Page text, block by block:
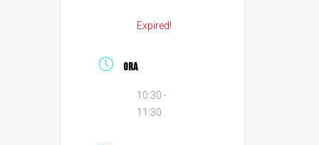
Expired!
ORA
10:30 -
11:30